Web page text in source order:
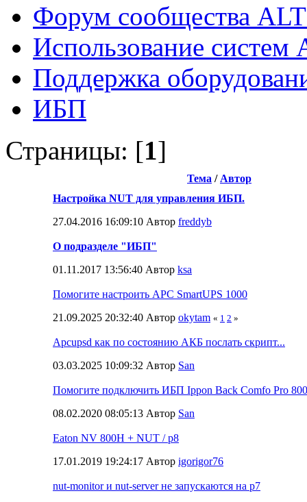
Форум сообщества
Использование систем
Поддержка
ИБП
Страницы: [1]
Тема / Автор
Настройка NUT для управления ИБП.
27.04.2016 16:09:10 Автор freddyb
О подразделе "ИБП"
01.11.2017 13:56:40 Автор ksa
Помогите настроить APC SmartUPS 1000
21.09.2025 20:32:40 Автор okytam « 1 2 »
Apcupsd как по состоянию АКБ послать скрипт...
03.03.2025 10:09:32 Автор San
Помогите подключить ИБП Ippon Back Comfo Pro 800
08.02.2020 08:05:13 Автор San
Eaton NV 800H + NUT / p8
17.01.2019 19:24:17 Автор igorigor76
nut-monitor и nut-server не запускаются на p7